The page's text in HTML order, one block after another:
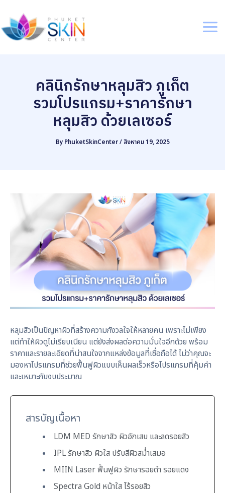
content
คลินิกรักษาหลุมสิว ภูเก็ต
รวมโปรแกรม+ราคารักษา
หลุมสิว ด้วยเลเซอร์
By PhuketSkinCenter/สิงหาคม 19, 2025
หลุมสิวเป็นปัญหาผิวที่สร้างความกังวลใจให้หลายคน เพราะไม่เพียง
แต่ทำให้ผิวดูไม่เรียบเนียน แต่ยังส่งผลต่อความมั่นใจอีกด้วย พร้อม
ราคาและรายละเอียดที่น่าสนใจจากแหล่งข้อมูลที่เชื่อถือได้ ไม่ว่าคุณจะ
มองหาโปรแกรมที่ช่วยฟื้นฟูผิวแบบเห็นผลเร็วหรือโปรแกรมที่คุ้มค่า
และเหมาะกับงบประมาณ
สารบัญเนื้อหา
LDM MED รักษาสิว ผิวอักเสบ และลดรอยสิว
IPL รักษาสิว ผิวใส ปรับสีผิวสม่ำเสมอ
MIIN Laser ฟื้นฟูผิว รักษารอยดำ รอยแดง
Spectra Gold หน้าใส ไร้รอยสิว